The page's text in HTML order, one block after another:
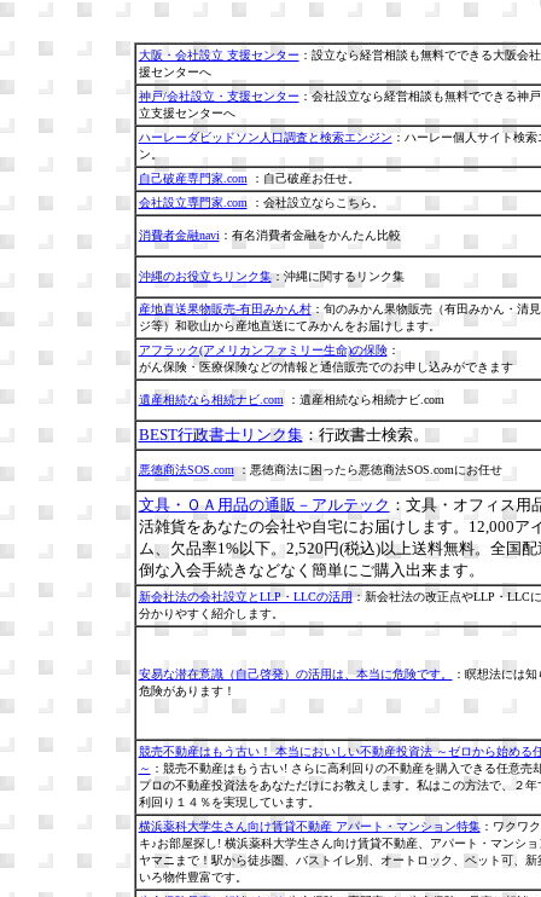
大阪・会社設立 支援センター ：設立なら経営相談も無料でできる大阪会
援センターへ
神戸/会社設立・支援センター ：会社設立なら経営相談も無料でできる神
立支援センターへ
ハーレーダビッドソン人口調査と検索エンジン ：ハーレー個人サイト検索
ン。
自己破産専門家.com ：自己破産お任せ。
会社設立専門家.com ：会社設立ならこちら。
消費者金融navi ：有名消費者金融をかんたん比較
沖縄のお役立ちリンク集：沖縄に関するリンク集
産地直送果物販売-有田みかん村：旬のみかん果物販売（有田みかん・清
ジ等）和歌山から産地直送にてみかんをお届けします。
アフラック(アメリカンファミリー生命)の保険：
がん保険・医療保険などの情報と通信販売でのお申し込みができます
遺産相続なら相続ナビ.com ：遺産相続なら相続ナビ.com
BEST行政書士リンク集：行政書士検索。
悪徳商法SOS.com：悪徳商法に困ったら悪徳商法SOS.comにお任せ
文具・ＯＡ用品の通販－アルテック ：文具・オフィス用
活雑貨をあなたの会社や自宅にお届けします。12,000ア
ム、欠品率1%以下。2,520円(税込)以上送料無料。全国
倒な入会手続きなどなく簡単にご購入出来ます。
新会社法の会社設立とLLP・LLCの活用：新会社法の改正点やLLP・LLC
分かりやすく紹介します。
安易な潜在意識（自己啓発）の活用は、本当に危険です。
：瞑想法には
危険があります！
競売不動産はもう古い！ 本当においしい不動産投資法 ～ゼロから始める
～ ：競売不動産はもう古い! さらに高利回りの不動産を購入できる任意売
プロの不動産投資法をあなただけにお教えします。私はこの方法で、２年
利回り１４％を実現しています。
横浜薬科大学生さん向け賃貸不動産 アパート・マンション特集：ワクワ
キ♪お部屋探し! 横浜薬科大学生さん向け賃貸不動産、アパート・マンショ
ヤマニまで！駅から徒歩圏、バストイレ別、オートロック、ペット可、新
いろ物件豊富です。